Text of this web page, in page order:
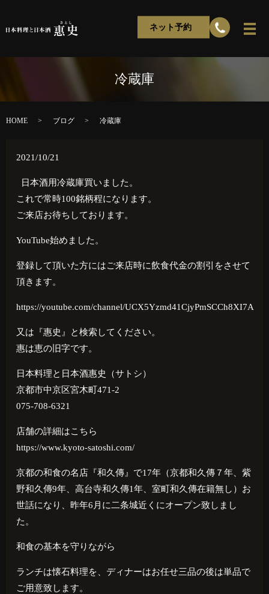
ネット予約
冷蔵庫
HOME ブログ 冷蔵庫
2021/10/21
日本酒用冷蔵庫買いました。
これで常時100銘柄程になります。
ご来店お待ちしております。
YouTube始めました。
登録して頂いた方にはご来店時に飲食代金の割引をさせて
頂きます。
https://youtube.com/channel/UCX5Yzmd41CjyPmSCCh8XI7A
又は『惠史』と検索してください。
惠は恵の旧字です。
日本料理と日本酒惠史（サトシ）
京都市中京区宮木町471-2
075-708-6321
店舗の詳細はこちら
https://www.kyoto-satoshi.com/
京都の和食の名店『和久傳』で17年（京都和久傳７年、紫
野和久傳9年、高台寺和久傳1年、室町和久傳在籍無し）お
世話になり、昨年6 月に二条城近くにオープン致しまし
た。
和食の基本を守りながら
ランチは懐石料理を、ディナーはお任せ三品の後は単品で
ご用意致します。